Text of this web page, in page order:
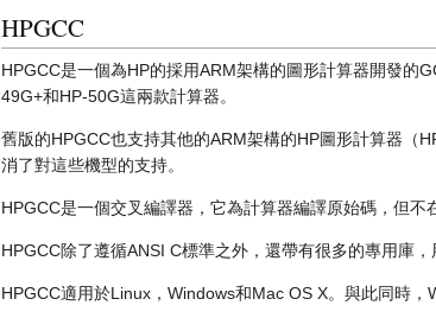
HPGCC
HPGCC是一個為HP的採用ARM架構的圖形計算器開發的
49G+和HP-50G這兩款計算器。
舊版的HPGCC也支持其他的ARM架構的HP圖形計算器（
消了對這些機型的支持。
HPGCC是一個交叉編譯器，它為計算器編譯原始碼，但不
HPGCC除了遵循ANSI C標準之外，還帶有很多的專用庫
HPGCC適用於Linux，Windows和Mac OS X。與此同時，